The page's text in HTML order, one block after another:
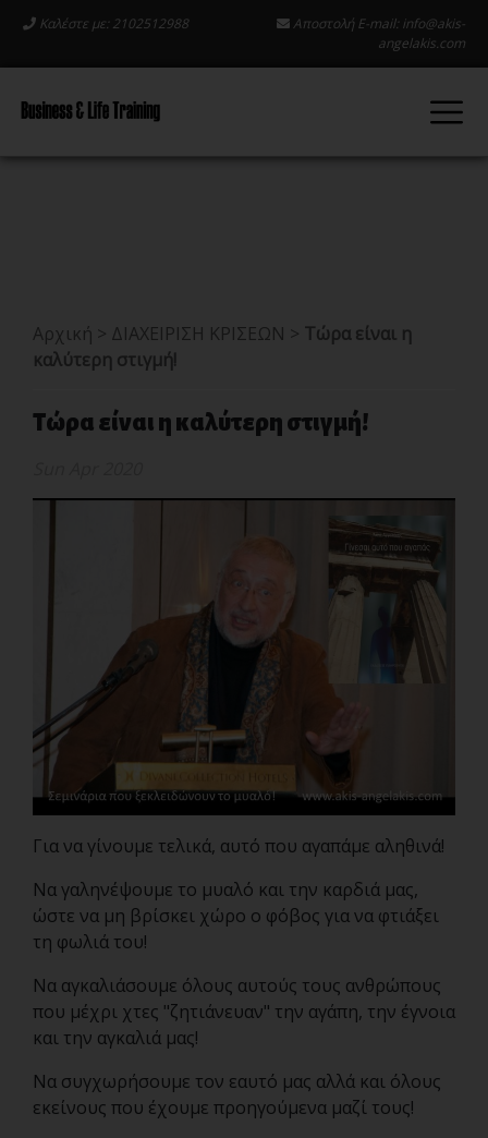
Καλέστε με: 2102512988 Αποστολή E-mail: info@akis-
angelakis.com
Αρχική > ΔΙΑΧΕΙΡΙΣΗ ΚΡΙΣΕΩΝ > Τώρα είναι η
καλύτερη στιγμή!
Τώρα είναι η καλύτερη στιγμή!
Για να γίνουμε τελικά, αυτό που αγαπάμε αληθινά!
Να γαληνέψουμε το μυαλό και την καρδιά μας,
ώστε να μη βρίσκει χώρο ο φόβος για να φτιάξει
τη φωλιά του!
Να αγκαλιάσουμε όλους αυτούς τους ανθρώπους
που μέχρι χτες "ζητιάνευαν" την αγάπη, την έγνοια
και την αγκαλιά μας!
Να συγχωρήσουμε τον εαυτό μας αλλά και όλους
εκείνους που έχουμε προηγούμενα μαζί τους!